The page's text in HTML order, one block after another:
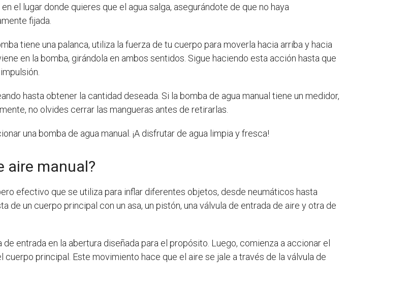
el lugar donde quieres que el agua salga, asegurándote de que no haya
fijada.
tiene una palanca, utiliza la fuerza de tu cuerpo para moverla hacia arriba y hacia
en la bomba, girándola en ambos sentidos. Sigue haciendo esta acción hasta que
hasta obtener la cantidad deseada. Si la bomba de agua manual tiene un medidor,
no olvides cerrar las mangueras antes de retirarlas.
una bomba de agua manual. ¡A disfrutar de agua limpia y fresca!
aire manual?
efectivo que se utiliza para inflar diferentes objetos, desde neumáticos hasta
de un cuerpo principal con un asa, un pistón, una válvula de entrada de aire y otra de
de entrada en la abertura diseñada para el propósito. Luego, comienza a accionar el
principal. Este movimiento hace que el aire se jale a través de la válvula de